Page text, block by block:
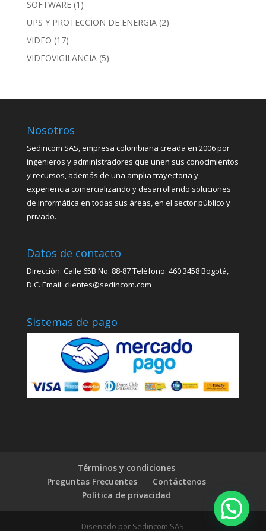
SOFTWARE (1)
UPS Y PROTECCION DE ENERGIA (2)
VIDEO (17)
VIDEOVIGILANCIA (5)
Nosotros
Sedincom SAS, empresa colombiana creada en 2006 por
ingenieros y administradores que unen sus conocimientos
y recursos, además de una amplia trayectoria y
experiencia comercializando y desarrollando soluciones
de informática en todas sus áreas, en el sector público y
privado.
Datos de contacto
Dirección: Calle 65B No. 88-87 Teléfono: 460 3458 Bogotá,
D.C. Email: clientes@sedincom.com
Sistemas de pago
Términos y condiciones
Preguntas Frecuentes
Contáctenos
Política de privacidad
Diseñado por Sedincom SAS